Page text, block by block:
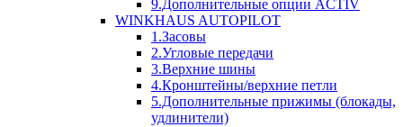
9.Дополнительные опции ACTIV
WINKHAUS AUTOPILOT
1.Засовы
2.Угловые передачи
3.Верхние шины
4.Кронштейны/верхние петли
5.Дополнительные прижимы (блокады,
удлинители)